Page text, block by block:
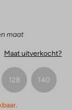
maat
Maat uitverkocht?
128 140